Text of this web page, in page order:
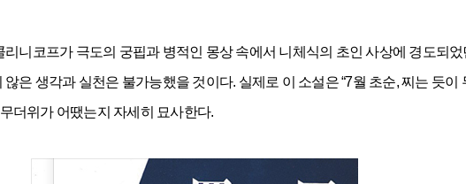
니코프가 극도의 궁핍과 병적인 몽상 속에서 니체식의 초인 사상에 경도되었
은 생각과 실천은 불가능했을 것이다. 실제로 이 소설은 “7월 초순, 찌는 듯이
더위가 어땠는지 자세히 묘사한다.